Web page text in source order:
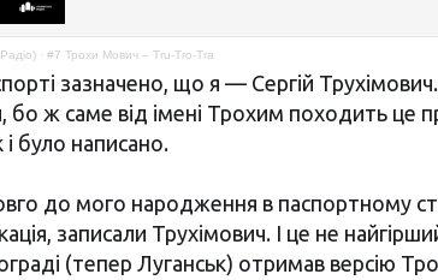
· #7 Трохи Мович – Tru-Tro-Tra
зазначено, що я — Сергій
бо ж саме від імені Трохим походить це
і було написано.
до мого народження в паспортному
записали Трухімович. І це не
(тепер Луганськ) отримав версію